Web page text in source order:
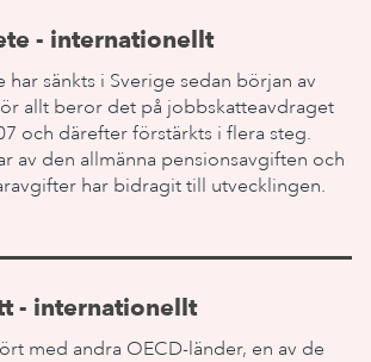
- internationellt
har sänkts i Sverige sedan början av
allt beror det på jobbskatteavdraget
och därefter förstärkts i flera steg.
av den allmänna pensionsavgiften och
har bidragit till utvecklingen.
- internationellt
med andra OECD-länder, en av de